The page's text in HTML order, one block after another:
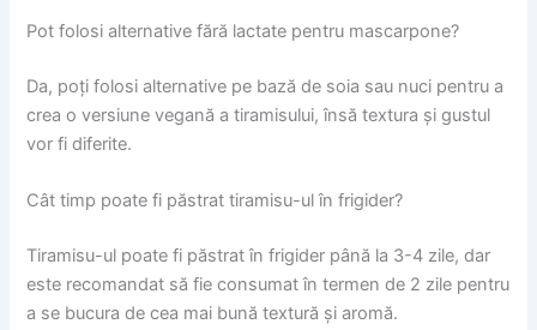
Pot folosi alternative fără lactate pentru mascarpone?
Da, poți folosi alternative pe bază de soia sau nuci pentru a
crea o versiune vegană a tiramisului, însă textura și gustul
vor fi diferite.
Cât timp poate fi păstrat tiramisu-ul în frigider?
Tiramisu-ul poate fi păstrat în frigider până la 3-4 zile, dar
este recomandat să fie consumat în termen de 2 zile pentru
a se bucura de cea mai bună textură și aromă.